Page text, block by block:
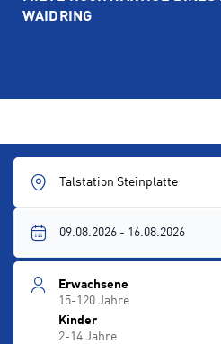
WAIDRING
Talstation Steinplatte
Erwachsene
15-120 Jahre
Kinder
2-14 Jahre